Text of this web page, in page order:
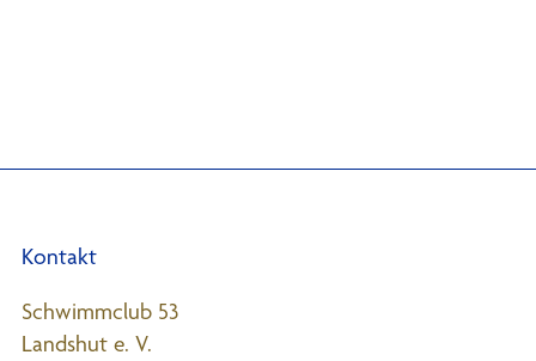
Kontakt
Schwimmclub 53
Landshut e. V.